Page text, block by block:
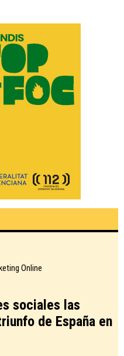
Online
sociales las
de España en